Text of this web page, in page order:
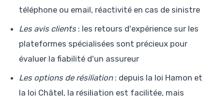
téléphone ou email, réactivité en cas de sinistre
Les avis clients: les retours d'expérience sur les
plateformes spécialisées sont précieux pour
évaluer la fiabilité d'un assureur
Les options de résiliation: depuis la loi Hamon et
la loi Châtel, la résiliation est facilitée, mais